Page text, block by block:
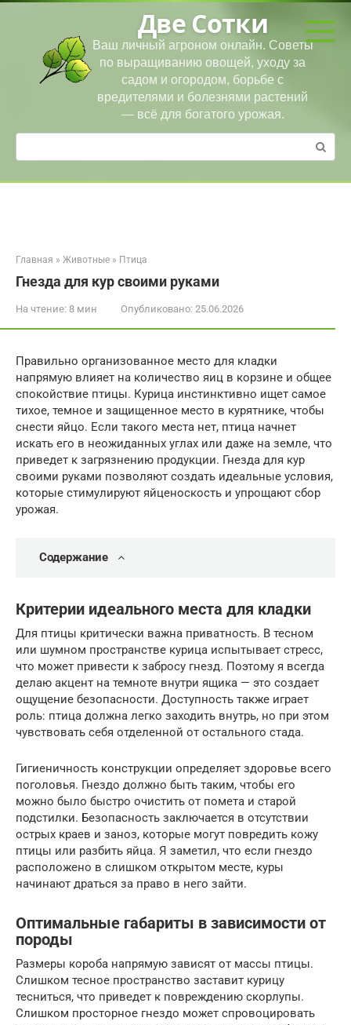
Перейти
Две Сотки
Ваш личный агроном онлайн. Советы
по выращиванию овощей, уходу за
садом и огородом, борьбе с
вредителями и болезнями растений
— всё для богатого урожая.
Поиск:
Главная » Животные » Птица
Гнезда для кур своими руками
На чтение: 8 мин Опубликовано: 25.06.2026
Правильно организованное место для кладки
напрямую влияет на количество яиц в корзине и общее
спокойствие птицы. Курица инстинктивно ищет самое
тихое, темное и защищенное место в курятнике, чтобы
снести яйцо. Если такого места нет, птица начнет
искать его в неожиданных углах или даже на земле, что
приведет к загрязнению продукции. Гнезда для кур
своими руками позволяют создать идеальные условия,
которые стимулируют яйценоскость и упрощают сбор
урожая.
Содержание
Критерии идеального места для кладки
Для птицы критически важна приватность. В тесном
или шумном пространстве курица испытывает стресс,
что может привести к забросу гнезд. Поэтому я всегда
делаю акцент на темноте внутри ящика — это создает
ощущение безопасности. Доступность также играет
роль: птица должна легко заходить внутрь, но при этом
чувствовать себя отделенной от остального стада.
Гигиеничность конструкции определяет здоровье всего
поголовья. Гнездо должно быть таким, чтобы его
можно было быстро очистить от помета и старой
подстилки. Безопасность заключается в отсутствии
острых краев и заноз, которые могут повредить кожу
птицы или разбить яйца. Я заметил, что если гнездо
расположено в слишком открытом месте, куры
начинают драться за право в него зайти.
Оптимальные габариты в зависимости от
породы
Размеры короба напрямую зависят от массы птицы.
Слишком тесное пространство заставит курицу
тесниться, что приведет к повреждению скорлупы.
Слишком просторное гнездо может спровоцировать